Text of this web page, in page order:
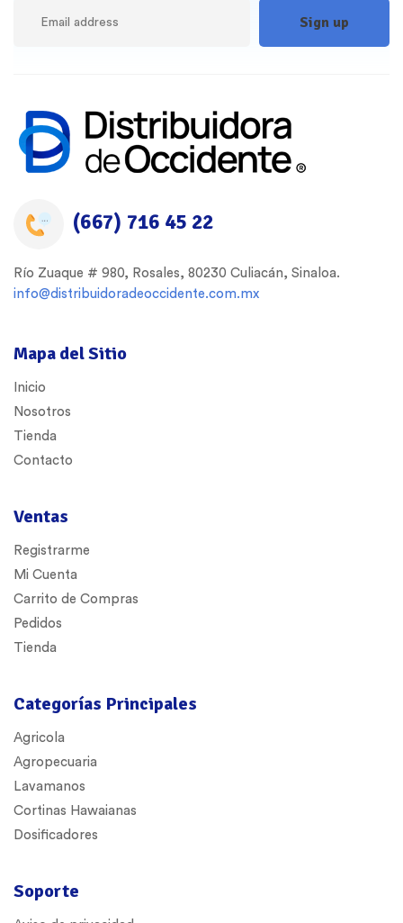
Mapa del Sitio
Inicio
Nosotros
Tienda
Contacto
Ventas
Registrarme
Mi Cuenta
Carrito de Compras
Pedidos
Tienda
Categorías Principales
Agricola
Agropecuaria
Lavamanos
Cortinas Hawaianas
Dosificadores
Soporte
(667) 716 45 22
Río Zuaque # 980, Rosales, 80230 Culiacán, Sinaloa.
info@distribuidoradeoccidente.com.mx